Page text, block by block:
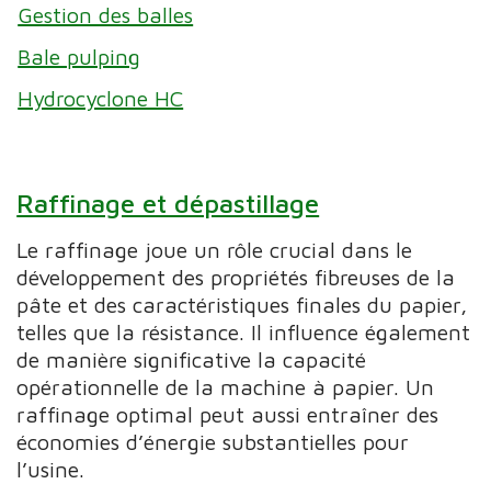
Gestion des balles
Bale pulping
Hydrocyclone HC
Raffinage et dépastillage
Le raffinage joue un rôle crucial dans le
développement des propriétés fibreuses de la
pâte et des caractéristiques finales du papier,
telles que la résistance. Il influence également
de manière significative la capacité
opérationnelle de la machine à papier. Un
raffinage optimal peut aussi entraîner des
économies d’énergie substantielles pour
l’usine.